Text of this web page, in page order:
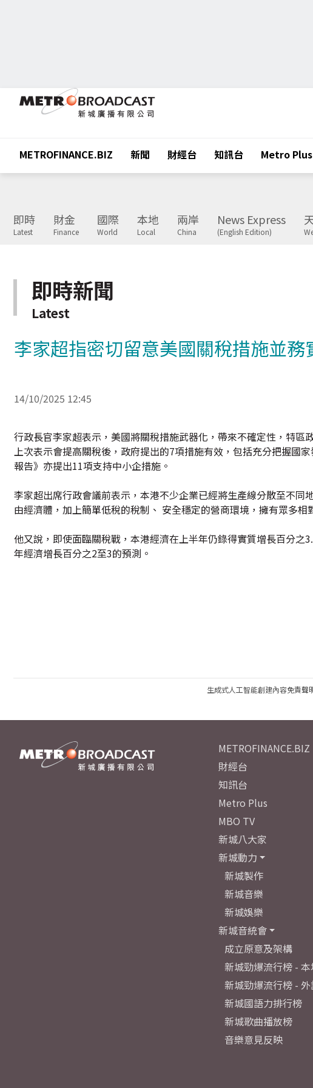
METROFINANCE.BIZ 新聞 財經台 知訊台 Metro Plus
即時
Latest
財金
Finance
國際
World
本地
Local
兩岸
China
News Express
(English Edition)
即時新聞
Latest
李家超指密切留意美國關稅措施並務
14/10/2025 12:45
行政長官李家超表示，美國將關稅措施武器化，帶來不確定性，特
上次表示會提高關稅後，政府提出的7項措施有效，包括充分把握國
報告》亦提出11項支持中小企措施。
李家超出席行政會議前表示，本港不少企業已經將生產線分散至不
由經濟體，加上簡單低稅的稅制、 安全穩定的營商環境，擁有眾多相
他又說，即使面臨關稅戰，本港經濟在上半年仍錄得實質增長百分
年經濟增長百分之2至3的預測。
生成式人工智能創建內容免責聲
METROFINANCE.BIZ
財經台
知訊台
Metro Plus
MBO TV
新城八大家
新城動力
新城製作
新城音樂
新城娛樂
新城音統會
成立原意及架構
新城勁爆流行榜 -
新城勁爆流行榜 -
新城國語力排行榜
新城歌曲播放榜
音樂意見反映